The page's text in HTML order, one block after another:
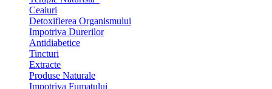
Ceaiuri
Detoxifierea Organismului
Impotriva Durerilor
Antidiabetice
Tincturi
Extracte
Produse Naturale
Impotriva Fumatului